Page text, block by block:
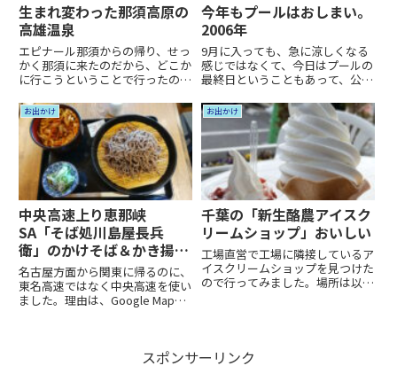
生まれ変わった那須高原の
高雄温泉
エピナール那須からの帰り、せっ
かく那須に来たのだから、どこか
に行こうということで行ったの
無料の露天風呂として解放という
か放置されていたのが、どこかが
買い取って、整備されたと聞いて
いた。一度、生まれ変わった高雄
温...
今年もプールはおしまい。
2006年
9月に入っても、急に涼しくなる
感じではなくて、今日はプールの
最終日ということもあって、公の
の給水口での事故があって、プー
ルの安全性が再確認されたあとな
ので、ある意味安心ではありま
す。事故が起きた後、安全性確保
の...
お出かけ
中央高速上り恵那峡
SA「そば処川島屋長兵
衛」のかけそば＆かき揚げ
丼
名古屋方面から関東に帰るのに、
東名高速ではなく中央高速を使い
ました。理由は、Google Mapの
た。恵那峡SA の そば処川島屋長
お出かけ
千葉の「新生酪農アイスク
リームショップ」おいしい
工場直営で工場に隣接しているア
イスクリームショップを見つけた
ので行ってみました。場所は以下
立てだからとてもおいしい」 o...
スポンサーリンク